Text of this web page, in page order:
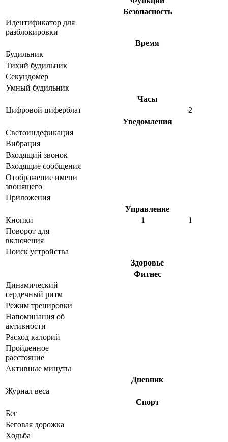
Безопасность
Идентификатор для
разблокировки
Время
Будильник
Тихий будильник
Секундомер
Умный будильник
Часы
Цифровой циферблат
2
Уведомления
Светоиндефикация
Вибрация
Входящий звонок
Входящие сообщения
Отображение имени
звонящего
Приложения
Управление
Кнопки
1
1
Поворот для
включения
Поиск устройства
Здоровье
Фитнес
Динамический
сердечный ритм
Режим тренировки
Напоминания об
активности
Расход калорий
Пройденное
расстояние
Активные минуты
Дневник
Журнал веса
Спорт
Бег
Беговая дорожка
Ходьба